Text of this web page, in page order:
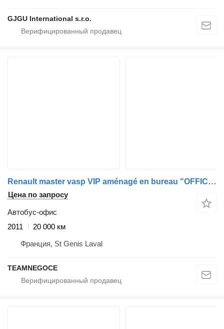
GJGU International s.r.o.
Renault master vasp VIP aménagé en bureau "OFFICE bus"
Цена по запросу
Автобус-офис
2011
20 000 км
Франция, St Genis Laval
TEAMNEGOCE